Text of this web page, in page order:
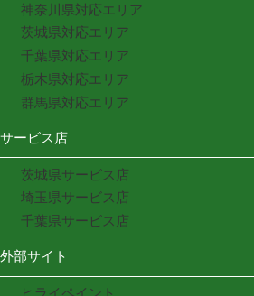
神奈川県対応エリア
茨城県対応エリア
千葉県対応エリア
栃木県対応エリア
群馬県対応エリア
サービス店
茨城県サービス店
埼玉県サービス店
千葉県サービス店
外部サイト
ヒライペイント